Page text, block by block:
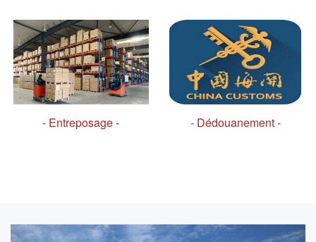
- Entreposage - - Dédouanement -